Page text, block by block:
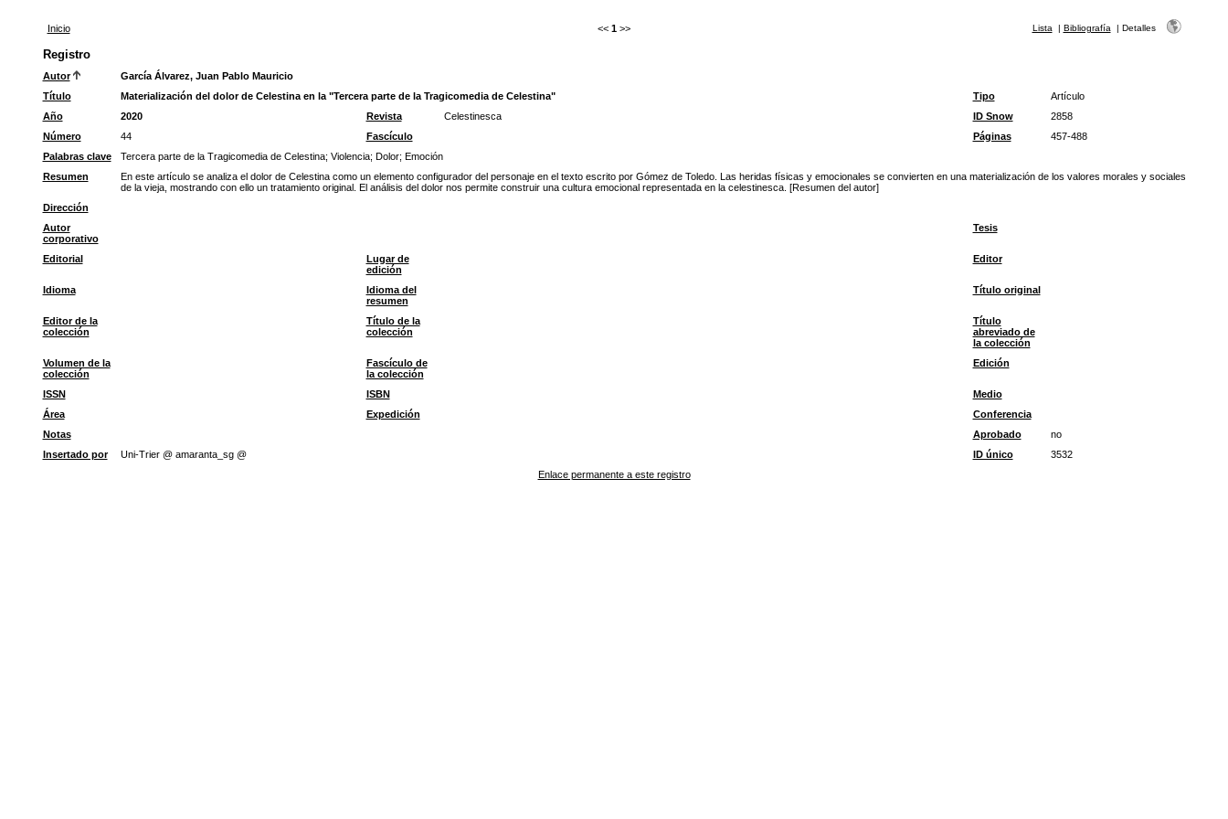
Inicio << 1 >> Lista | Bibliografía | Detalles
Registro
Autor
García Álvarez, Juan Pablo Mauricio
Título
Materialización del dolor de Celestina en la "Tercera parte de la Tragicomedia de Celestina" Tipo
Artículo
Año
2020 Revista Celestinesca ID Snow
2858
Número
44 Fascículo Páginas
457-488
Palabras clave
Tercera parte de la Tragicomedia de Celestina; Violencia; Dolor; Emoción
Resumen
En este artículo se analiza el dolor de Celestina como un elemento configurador del personaje en el texto escrito por Gómez de Toledo. Las heridas físicas y emocionales se convierten en una materialización de los valores morales y sociales
de la vieja, mostrando con ello un tratamiento original. El análisis del dolor nos permite construir una cultura emocional representada en la celestinesca. [Resumen del autor]
Dirección
Autor
corporativo
Tesis
Editorial
Lugar de
edición
Editor
Idioma
Idioma del
resumen
Título original
Editor de la
colección
Título de la
colección
Título
abreviado de
la colección
Volumen de la
colección
Fascículo de
la colección
Edición
ISSN ISBN
Medio
Área
Expedición
Conferencia
Notas
Aprobado
no
Insertado por
Uni-Trier @ amaranta_sg @ ID único
3532
Enlace permanente a este registro